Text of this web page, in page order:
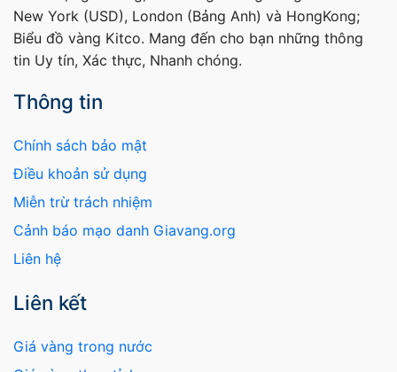
New York (USD), London (Bảng Anh) và HongKong;
Biểu đồ vàng Kitco. Mang đến cho bạn những thông
tin Uy tín, Xác thực, Nhanh chóng.
Thông tin
Chính sách bảo mật
Điều khoản sử dụng
Miễn trừ trách nhiệm
Cảnh báo mạo danh Giavang.org
Liên hệ
Liên kết
Giá vàng trong nước